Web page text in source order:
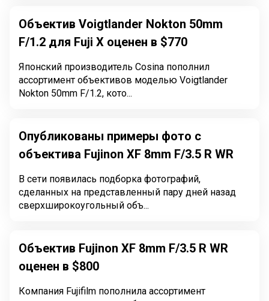
Объектив Voigtlander Nokton 50mm
F/1.2 для Fuji X оценен в $770
Японский производитель Cosina пополнил
ассортимент объективов моделью Voigtlander
Nokton 50mm F/1.2, кото...
Опубликованы примеры фото с
объектива Fujinon XF 8mm F/3.5 R WR
В сети появилась подборка фотографий,
сделанных на представленный пару дней назад
сверхширокоугольный объ...
Объектив Fujinon XF 8mm F/3.5 R WR
оценен в $800
Компания Fujifilm пополнила ассортимент